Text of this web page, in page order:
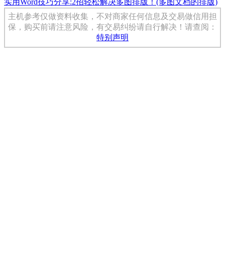
主机参考仅做资料收集，不对商家任何信息及交易做信用担
保，购买前请注意风险，有交易纠纷请自行解决！请查阅：
特别声明